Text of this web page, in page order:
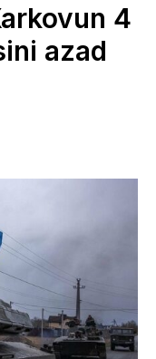
4
azad